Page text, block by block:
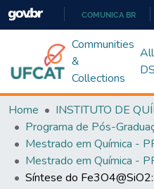
COMUNICA BR
Communities
&
Collections
Home
INSTITUTO DE
Síntese do